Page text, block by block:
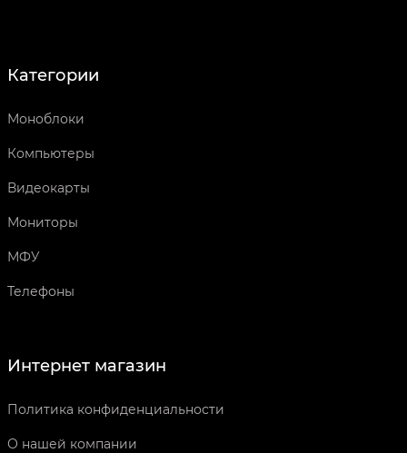
Категории
Моноблоки
Компьютеры
Видеокарты
Мониторы
МФУ
Телефоны
Интернет магазин
Политика конфиденциальности
О нашей компании